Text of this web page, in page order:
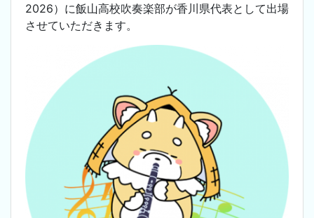
2026）に飯山高校吹奏楽部が香川県代表として出場
させていただきます。